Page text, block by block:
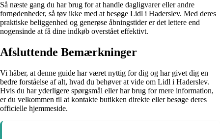
Så næste gang du har brug for at handle dagligvarer eller andre
fornødenheder, så tøv ikke med at besøge Lidl i Haderslev. Med deres
praktiske beliggenhed og generøse åbningstider er det lettere end
nogensinde at få dine indkøb overstået effektivt.
Afsluttende Bemærkninger
Vi håber, at denne guide har været nyttig for dig og har givet dig en
bedre forståelse af alt, hvad du behøver at vide om Lidl i Haderslev.
Hvis du har yderligere spørgsmål eller har brug for mere information,
er du velkommen til at kontakte butikken direkte eller besøge deres
officielle hjemmeside.